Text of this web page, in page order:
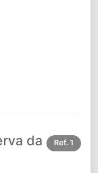
da
Ref. 1